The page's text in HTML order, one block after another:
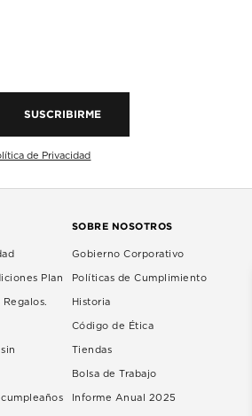
SUSCRIBIRME
de Privacidad
Plan
cumpleaños
SOBRE NOSOTROS
Gobierno Corporativo
Políticas de Cumplimiento
Historia
Código de Ética
Tiendas
Bolsa de Trabajo
Informe Anual 2025